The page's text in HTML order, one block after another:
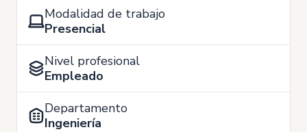
Modalidad de trabajo
Presencial
Nivel profesional
Empleado
Departamento
Ingeniería